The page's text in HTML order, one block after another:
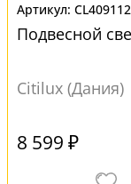
CL409112
Подвесной
Citilux (Дания)
8 599 ₽